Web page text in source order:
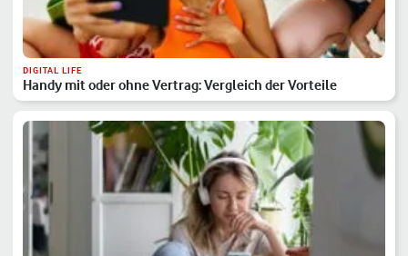
DIGITAL LIFE
Handy mit oder ohne Vertrag: Vergleich der Vorteile